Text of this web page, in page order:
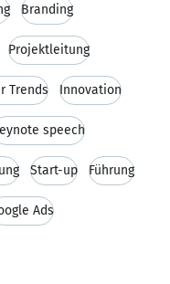
Branding
Projektleitung
Trends Innovation
speech
Start-up Führung
Ads